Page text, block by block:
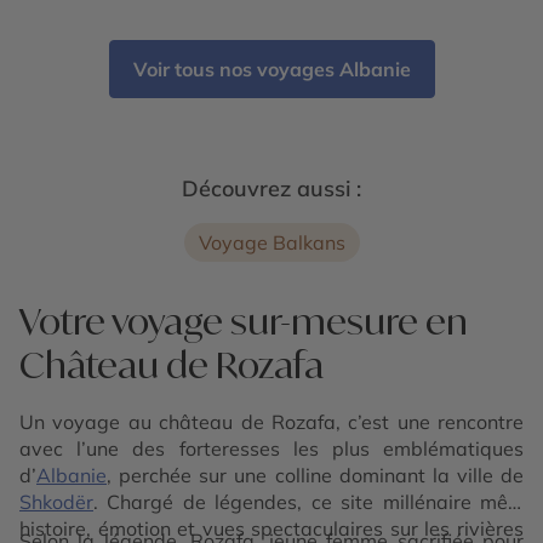
Divjakë-Karavasta - Apollonia - Château de Rozafa
- Parc national de Theth - Alpes albanaises
Voir tous nos voyages Albanie
Découvrez aussi :
Voyage Balkans
Votre voyage sur-mesure en
Château de Rozafa
Un voyage au château de Rozafa, c’est une rencontre
avec l’une des forteresses les plus emblématiques
d’Albanie, perchée sur une colline dominant la ville de
Shkodër. Chargé de légendes, ce site millénaire mêle
histoire, émotion et vues spectaculaires sur les rivières